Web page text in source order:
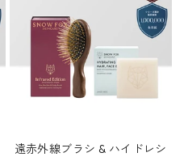
遠赤外線ブラシ & ハイドレシ